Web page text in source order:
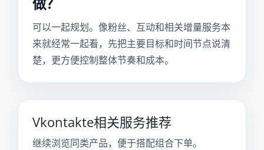
可以一起规划。像粉丝、互动和相关增量服务本
来就经常一起看，先把主要目标和时间节点说清
楚，更方便控制整体节奏和成本。
Vkontakte相关服务推荐
继续浏览同类产品，便于搭配组合下单。